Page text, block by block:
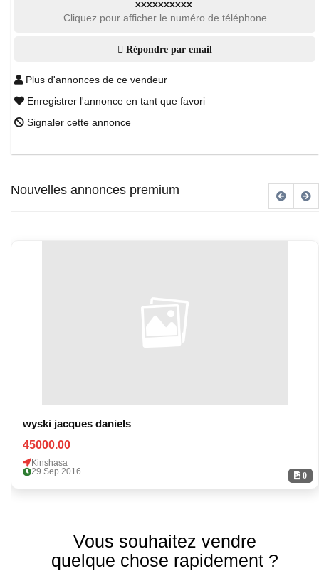
xxxxxxxxxx
Cliquez pour afficher le numéro de téléphone
Répondre par email
Plus d'annonces de ce vendeur
Enregistrer l'annonce en tant que favori
Signaler cette annonce
Nouvelles annonces premium
0
wyski jacques daniels
45000.00
Kinshasa
29 Sep 2016
Vous souhaitez vendre
quelque chose rapidement ?